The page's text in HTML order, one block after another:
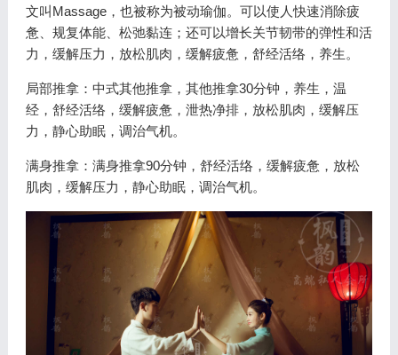
文叫Massage，也被称为被动瑜伽。可以使人快速消除疲
惫、规复体能、松弛黏连；还可以增长关节韧带的弹性和活
力，缓解压力，放松肌肉，缓解疲惫，舒经活络，养生。
局部推拿：中式其他推拿，其他推拿30分钟，养生，温
经，舒经活络，缓解疲惫，泄热净排，放松肌肉，缓解压
力，静心助眠，调治气机。
满身推拿：满身推拿90分钟，舒经活络，缓解疲惫，放松
肌肉，缓解压力，静心助眠，调治气机。